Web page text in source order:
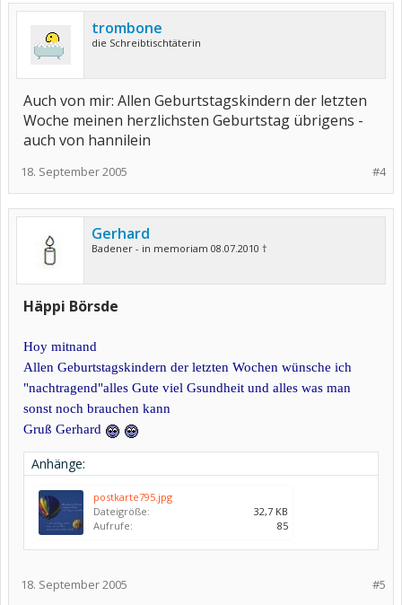
trombone
die Schreibtischtäterin
Auch von mir: Allen Geburtstagskindern der letzten
Woche meinen herzlichsten Geburtstag übrigens -
auch von hannilein
#4
18. September 2005
Gerhard
Badener - in memoriam 08.07.2010 †
Häppi Börsde
Hoy mitnand
Allen Geburtstagskindern der letzten Wochen wünsche ich
"nachtragend"alles Gute viel Gsundheit und alles was man
sonst noch brauchen kann
Gruß Gerhard
Anhänge:
postkarte795.jpg
Dateigröße:
32,7 KB
Aufrufe:
85
#5
18. September 2005